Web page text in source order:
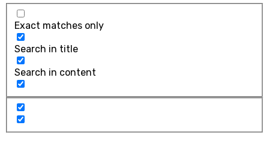
Exact matches only
Search in title
Search in content